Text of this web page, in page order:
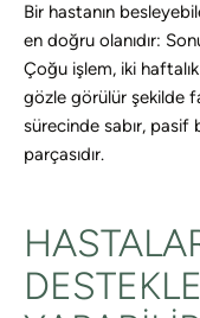
Bir hastanın
en doğru olanıdır:
Çoğu işlem, iki
gözle görülür şekilde
sürecinde sabır, pasif
parçasıdır.